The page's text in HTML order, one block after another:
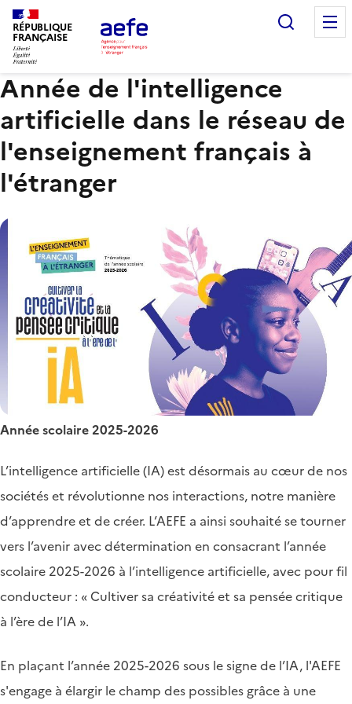
Aller
au
contenu
principal
RÉPUBLIQUE
FRANÇAISE
Année de l'intelligence
artificielle dans le réseau de
l'enseignement français à
l'étranger
Année scolaire 2025-2026
L’intelligence artificielle (IA) est désormais au cœur de nos
sociétés et révolutionne nos interactions, notre manière
d’apprendre et de créer. L’AEFE a ainsi souhaité se tourner
vers l’avenir avec détermination en consacrant l’année
scolaire 2025-2026 à l’intelligence artificielle, avec pour fil
conducteur : « Cultiver sa créativité et sa pensée critique
à l’ère de l’IA ».
En plaçant l’année 2025-2026 sous le signe de l’IA, l'AEFE
s'engage à élargir le champ des possibles grâce à une